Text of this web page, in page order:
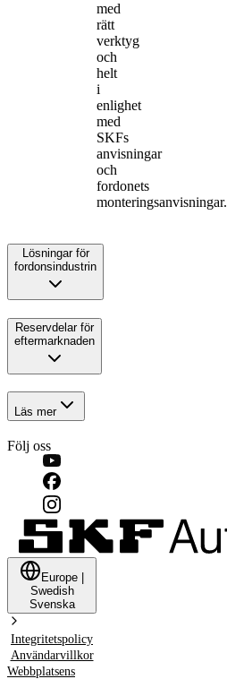
med
rätt
verktyg
och
helt
i
enlighet
med
SKFs
anvisningar
och
fordonets
monteringsanvisningar.
Lösningar för
fordonsindustrin
Reservdelar för
eftermarknaden
Läs mer
Följ oss
Europe
Swedish
Svenska
Integritetspolicy
Användarvillkor
Webbplatsens